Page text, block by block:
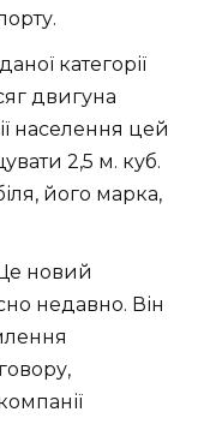
категорії
двигуна
населення цей
2,5 м. куб.
його марка,
новий
недавно. Він